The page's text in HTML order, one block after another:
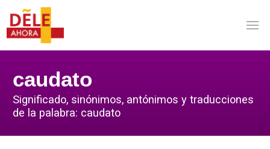
caudato
Significado, sinónimos, antónimos y traducciones
de la palabra: caudato